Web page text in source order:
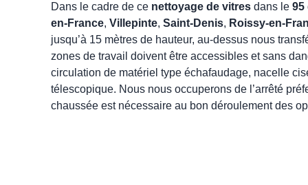
Dans le cadre de ce nettoyage de vitres dans le 95
en-France, Villepinte, Saint-Denis, Roissy-en-
jusqu’à 15 mètres de hauteur, au-dessus nous
zones de travail doivent être accessibles et sans
circulation de matériel type échafaudage, nacelle
télescopique. Nous nous occuperons de l’arrêté
chaussée est nécessaire au bon déroulement des